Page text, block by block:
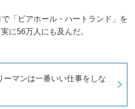
「ビアホール・ハートランド」を
に56万人にも及んだ。
ーマンは一番いい仕事をしな